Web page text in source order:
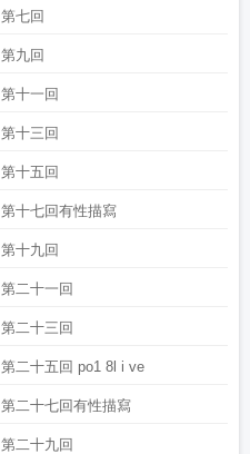
第七回
第九回
第十一回
第十三回
第十五回
第十七回有性描寫
第十九回
第二十一回
第二十三回
第二十五回 po1 8l i ve
第二十七回有性描寫
第二十九回